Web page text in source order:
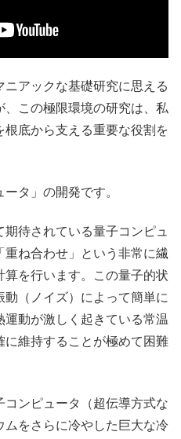
アックな基礎研究に思える
、この極限環境の研究は、私
底から支える重要な役割を
タ」の開発です。
待されている量子コンピュ
ね合わせ」という非常に繊
を行います。この量子的状
（ノイズ）によって簡単に
動が激しく起きている常温
維持することが極めて困難
ンピュータ（超伝導方式な
ムをさらに冷やした巨大な冷